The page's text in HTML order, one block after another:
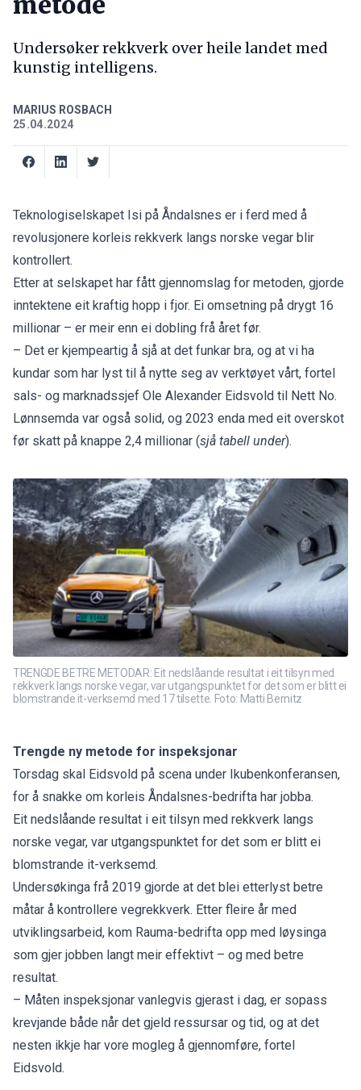
Undersøker rekkverk over heile landet med
kunstig intelligens.
MARIUS ROSBACH
25.04.2024
Teknologiselskapet Isi på Åndalsnes er i ferd med å
revolusjonere korleis rekkverk langs norske vegar blir
kontrollert.
Etter at selskapet har fått gjennomslag for metoden, gjorde
inntektene eit kraftig hopp i fjor. Ei omsetning på drygt 16
millionar – er meir enn ei dobling frå året før.
– Det er kjempeartig å sjå at det funkar bra, og at vi ha
kundar som har lyst til å nytte seg av verktøyet vårt, fortel
sals- og marknadssjef Ole Alexander Eidsvold til Nett No.
Lønnsemda var også solid, og 2023 enda med eit overskot
før skatt på knappe 2,4 millionar (sjå tabell under).
TRENGDE BETRE METODAR: Eit nedslåande resultat i eit tilsyn med
rekkverk langs norske vegar, var utgangspunktet for det som er blitt ei
blomstrande it-verksemd med 17 tilsette. Foto: Matti Bernitz
Trengde ny metode for inspeksjonar
Torsdag skal Eidsvold på scena under Ikubenkonferansen,
for å snakke om korleis Åndalsnes-bedrifta har jobba.
Eit nedslåande resultat i eit tilsyn med rekkverk langs
norske vegar, var utgangspunktet for det som er blitt ei
blomstrande it-verksemd.
Undersøkinga frå 2019 gjorde at det blei etterlyst betre
måtar å kontrollere vegrekkverk. Etter fleire år med
utviklingsarbeid, kom Rauma-bedrifta opp med løysinga
som gjer jobben langt meir effektivt – og med betre
resultat.
– Måten inspeksjonar vanlegvis gjerast i dag, er sopass
krevjande både når det gjeld ressursar og tid, og at det
nesten ikkje har vore mogleg å gjennomføre, fortel
Eidsvold.